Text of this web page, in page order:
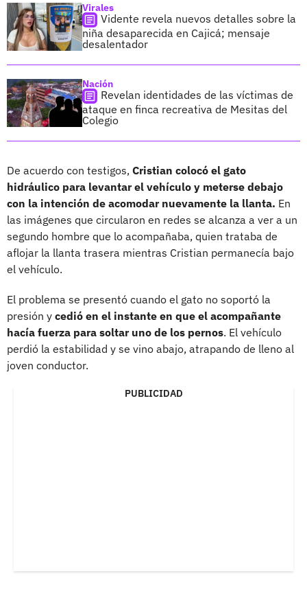
Virales
Vidente revela nuevos detalles sobre la
niña desaparecida en Cajicá; mensaje
desalentador
Nación
Revelan identidades de las víctimas de
ataque en finca recreativa de Mesitas del
Colegio
De acuerdo con testigos, Cristian colocó el gato
hidráulico para levantar el vehículo y meterse debajo
con la intención de acomodar nuevamente la llanta. En
las imágenes que circularon en redes se alcanza a ver a un
segundo hombre que lo acompañaba, quien trataba de
aflojar la llanta trasera mientras Cristian permanecía bajo
el vehículo.
El problema se presentó cuando el gato no soportó la
presión y cedió en el instante en que el acompañante
hacía fuerza para soltar uno de los pernos. El vehículo
perdió la estabilidad y se vino abajo, atrapando de lleno al
joven conductor.
PUBLICIDAD